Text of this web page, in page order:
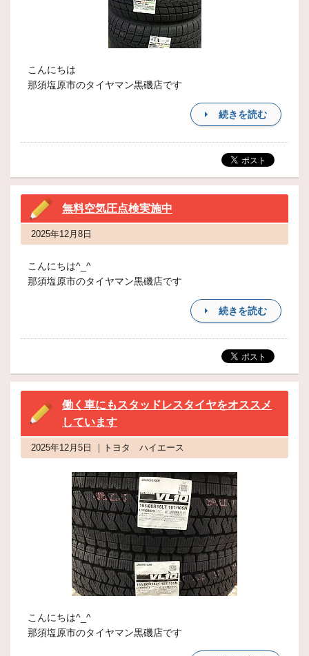
こんにちは
那須塩原市のタイヤマン黒磯店です
続きを読む
無料空気圧点検実施中
2025年12月8日
こんにちは^_^
那須塩原市のタイヤマン黒磯店です
続きを読む
働く車にもスタッドレスタイヤをオススメ
しています
2025年12月5日 ｜トヨタ ハイエース
こんにちは^_^
那須塩原市のタイヤマン黒磯店です